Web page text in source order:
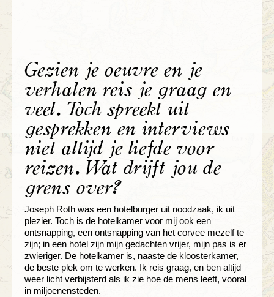
Gezien je oeuvre en je
verhalen reis je graag en
veel. Toch spreekt uit
gesprekken en interviews
niet altijd je liefde voor
reizen. Wat drijft jou de
grens over?
Joseph Roth was een hotelburger uit noodzaak, ik uit
plezier. Toch is de hotelkamer voor mij ook een
ontsnapping, een ontsnapping van het corvee mezelf te
zijn; in een hotel zijn mijn gedachten vrijer, mijn pas is er
zwieriger. De hotelkamer is, naaste de kloosterkamer,
de beste plek om te werken. Ik reis graag, en ben altijd
weer licht verbijsterd als ik zie hoe de mens leeft, vooral
in miljoenensteden.